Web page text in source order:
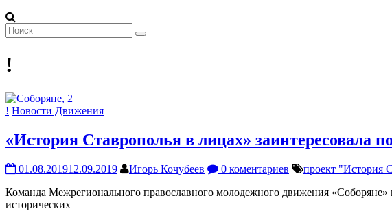
!
! Новости Движения
«История Ставрополья в лицах» заинтересовала
01.08.201912.09.2019 Игорь Кочубеев 0 коментариев
проект "История
Команда Межрегионального православного молодежного движения
исторических